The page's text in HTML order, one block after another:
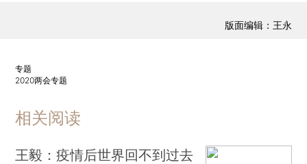
版面编辑：王永
专题
2020两会专题
相关阅读
王毅：疫情后世界回不到过去